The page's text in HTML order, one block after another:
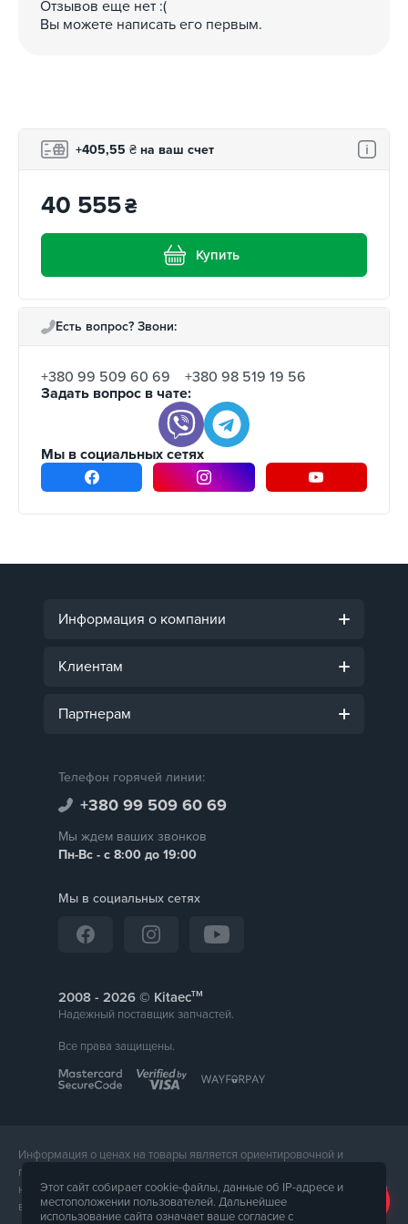
Отзывов еще нет :(
Вы можете написать его первым.
+405,55 ₴ на ваш счет
40 555₴
Купить
Есть вопрос? Звони:
+380 99 509 60 69
+380 98 519 19 56
Задать вопрос в чате:
Мы в социальных сетях
Информация о компании
Клиентам
Партнерам
Телефон горячей линии:
+380 99 509 60 69
Мы ждем ваших звонков
Пн-Вс - с 8:00 до 19:00
Мы в социальных сетях
2008 - © Kitaecтм
Надежный поставщик запчастей.
Все права защищены.
Информация о ценах на товары является ориентировочной и
предоставляется для справки. Точная стоимость товара будет
названа менеджером магазина при подтверждении заказа. Внешний
вид и комплектация товара может отличаться от его фотографии.
Этот сайт собирает cookie-файлы, данные об IP-адресе и
местоположении пользователей. Дальнейшее
использование сайта означает ваше согласие с